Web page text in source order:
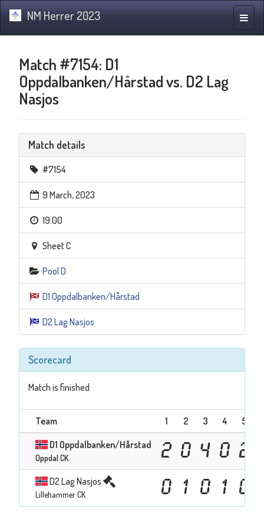
Toggle
NM Herrer 2023
Match #7154: D1
Oppdalbanken/Hårstad vs. D2 Lag
Nasjos
Match details
#7154
9 March, 2023
19:00
Sheet C
Pool D
D1 Oppdalbanken/Hårstad
D2 Lag Nasjos
Scorecard
Match is finished
Team 1 2 3 4 5
D1 Oppdalbanken/Hårstad
Oppdal CK 2 0 4 0 2
D2 Lag Nasjos
Lillehammer CK 0 1 0 1 0